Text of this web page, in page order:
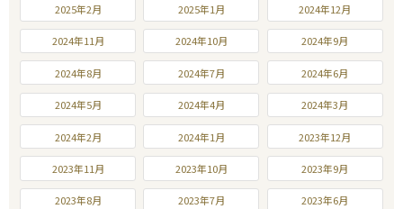
2025年2月 2025年1月 2024年12月
2024年11月 2024年10月 2024年9月
2024年8月 2024年7月 2024年6月
2024年5月 2024年4月 2024年3月
2024年2月 2024年1月 2023年12月
2023年11月 2023年10月 2023年9月
2023年8月 2023年7月 2023年6月